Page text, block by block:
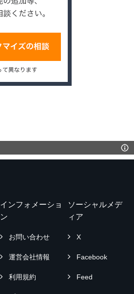
インフォメーショ
ン
お問い合わせ
運営会社情報
利用規約
ソーシャルメデ
ィア
X
Facebook
Feed